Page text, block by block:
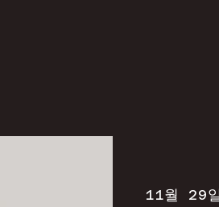
11월 29